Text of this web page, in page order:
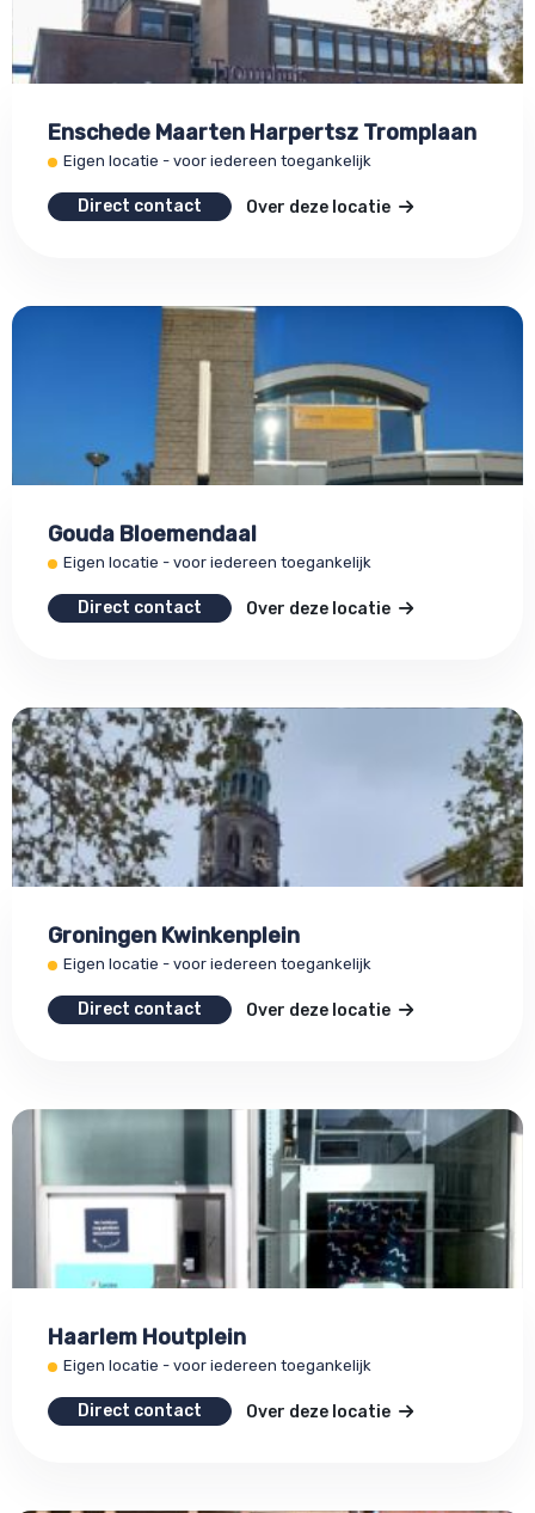
Enschede Maarten Harpertsz Tromplaan
Eigen locatie - voor iedereen toegankelijk
Direct contact Over deze locatie
Gouda Bloemendaal
Eigen locatie - voor iedereen toegankelijk
Direct contact Over deze locatie
Groningen Kwinkenplein
Eigen locatie - voor iedereen toegankelijk
Direct contact Over deze locatie
Haarlem Houtplein
Eigen locatie - voor iedereen toegankelijk
Direct contact Over deze locatie